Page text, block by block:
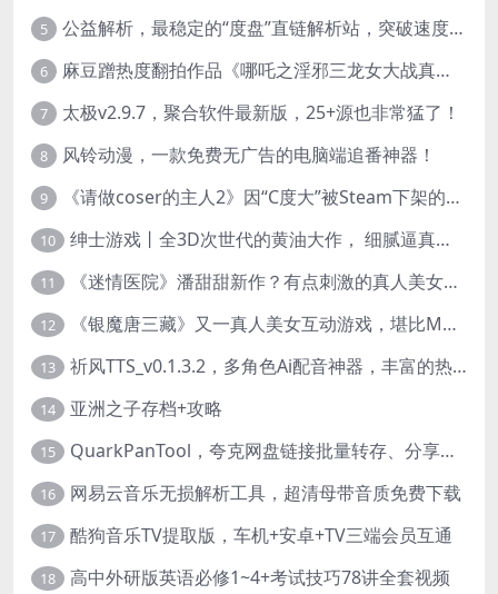
5 公益解析，最稳定的“度盘”直链解析站，突破速度限制
6 麻豆蹭热度翻拍作品《哪吒之淫邪三龙女大战真阳魔童》 已上线
7 太极v2.9.7，聚合软件最新版，25+源也非常猛了！
8 风铃动漫，一款免费无广告的电脑端追番神器！
9 《请做coser的主人2》因“C度大”被Steam下架的真人美女互动游戏！
10 绅士游戏丨全3D次世代的黄油大作， 细腻逼真的双人互动狂想曲！
11 《迷情医院》潘甜甜新作？有点刺激的真人美女互动游戏
12 《银魔唐三藏》又一真人美女互动游戏，堪比M豆！
13 祈风TTS_v0.1.3.2，多角色Ai配音神器，丰富的热门音色
14 亚洲之子存档+攻略
15 QuarkPanTool，夸克网盘链接批量转存、分享和下载工具
16 网易云音乐无损解析工具，超清母带音质免费下载
17 酷狗音乐TV提取版，车机+安卓+TV三端会员互通
18 高中外研版英语必修1~4+考试技巧78讲全套视频